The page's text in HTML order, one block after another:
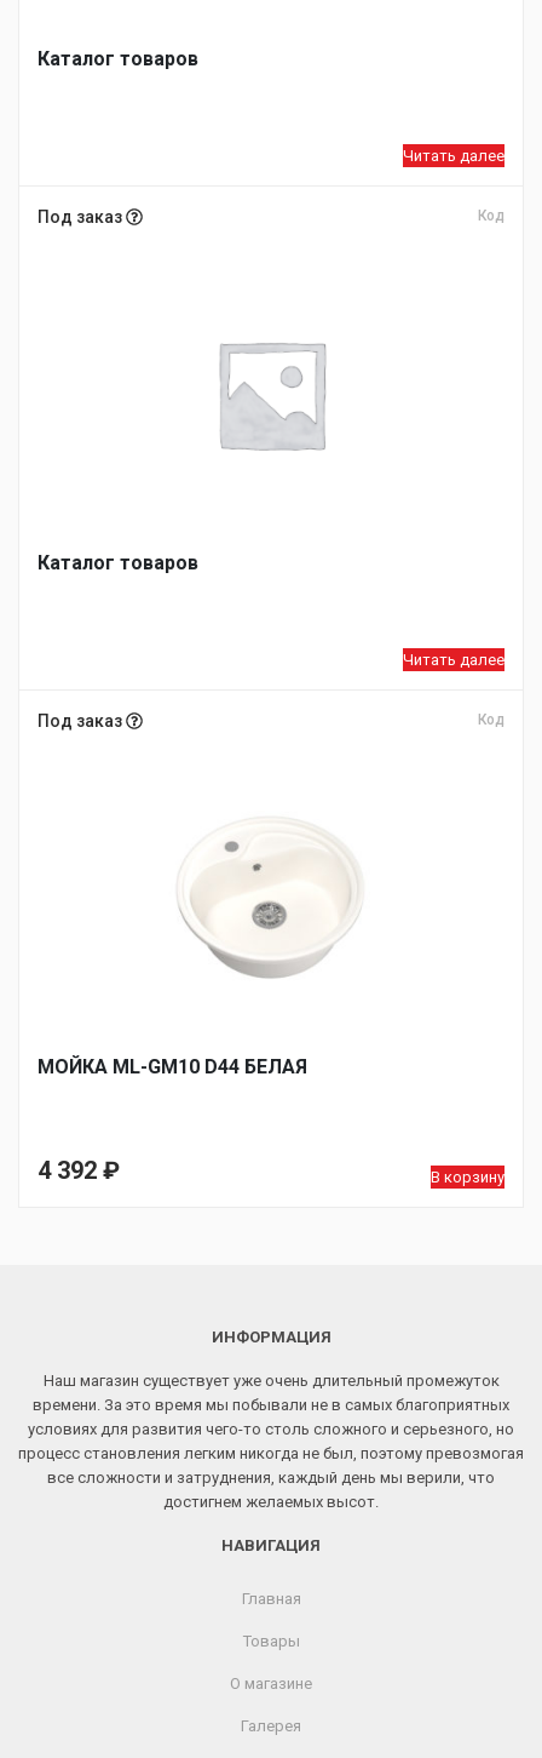
Каталог товаров
Читать далее
Под заказ Код
Каталог товаров
Читать далее
Под заказ Код
МОЙКA ML-GM10 D44 БЕЛАЯ
4 392 ₽ В корзину
ИНФОРМАЦИЯ
Наш магазин существует уже очень длительный промежуток
времени. За это время мы побывали не в самых благоприятных
условиях для развития чего-то столь сложного и серьезного, но
процесс становления легким никогда не был, поэтому превозмогая
все сложности и затруднения, каждый день мы верили, что
достигнем желаемых высот.
НАВИГАЦИЯ
Главная
Товары
О магазине
Галерея